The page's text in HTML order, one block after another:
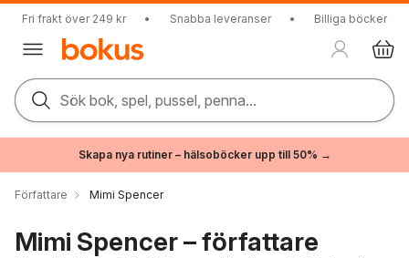
Fri frakt över 249 kr • Snabba leveranser • Billiga böcker
Sök bok, spel, pussel, penna...
Skapa nya rutiner – hälsoböcker upp till 50% →
Författare Mimi Spencer
Mimi Spencer – författare